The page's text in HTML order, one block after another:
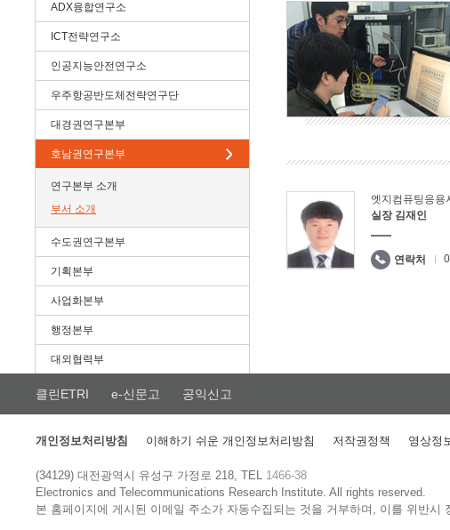
ADX융합연구소
ICT전략연구소
인공지능안전연구소
우주항공반도체전략연구단
대경권연구본부
호남권연구본부
연구본부 소개
부서 소개
수도권연구본부
기획본부
사업화본부
행정본부
대외협력부
엣지컴퓨팅응용
실장 김재인
연락처
클린ETRI e-신문고 공익신고
개인정보처리방침 이해하기 쉬운 개인정보처리방침 저작권정책 영상정
(34129) 대전광역시 유성구 가정로 218, TEL 1466-38
Electronics and Telecommunications Research Institute.All rights reserved.
본 홈페이지에 게시된 이메일 주소가 자동수집되는 것을 거부하며, 이를 위반시